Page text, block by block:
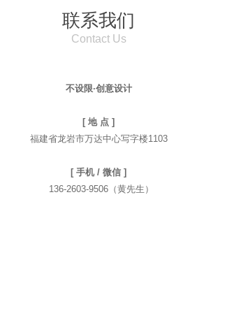
联系我们
Contact Us
不设限·创意设计
[ 地 点 ]
福建省龙岩市万达中心写字楼1103
[ 手机 / 微信 ]
136-2603-9506（黄先生）